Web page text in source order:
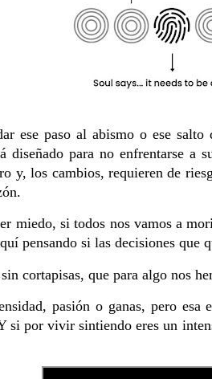
ese paso al abismo o ese
diseñado para no enfrentarse a
y, los cambios, requieren de
miedo, si todos nos vamos a
pensando si las decisiones que
cortapisas, que para algo nos
pasión o ganas, pero
si por vivir sintiendo eres un